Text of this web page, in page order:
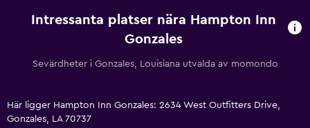
Intressanta platser nära Hampton Inn
Gonzales
Sevärdheter i Gonzales, Louisiana utvalda av momondo
Här ligger Hampton Inn Gonzales: 2634 West Outfitters Drive,
Gonzales, LA 70737